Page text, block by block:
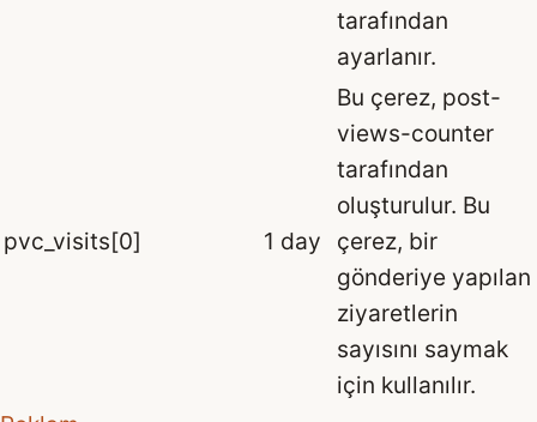
tarafından
ayarlanır.
pvc_visits[0] 1 day
Bu çerez, post-
views-counter
tarafından
oluşturulur. Bu
çerez, bir
gönderiye yapılan
ziyaretlerin
sayısını saymak
için kullanılır.